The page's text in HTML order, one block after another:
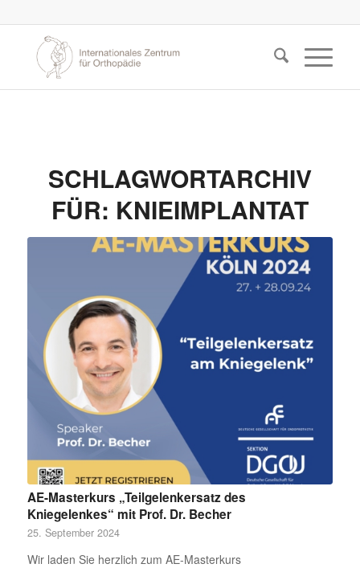
SCHLAGWORTARCHIV
FÜR: KNIEIMPLANTAT
AE-Masterkurs „Teilgelenkersatz des
Kniegelenkes“ mit Prof. Dr. Becher
25. September 2024
Wir laden Sie herzlich zum AE-Masterkurs